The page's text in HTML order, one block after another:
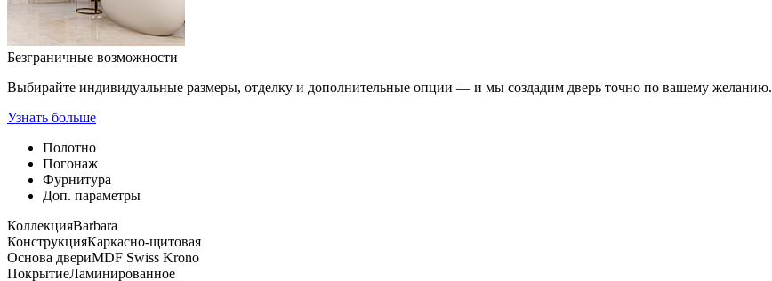
Безграничные возможности
Выбирайте индивидуальные размеры, отделку и дополнительные опции — и мы создадим дверь точно по вашему желанию.
Узнать больше
Полотно
Погонаж
Фурнитура
Доп. параметры
КоллекцияBarbara
КонструкцияКаркасно-щитовая
Основа двериMDF Swiss Krono
ПокрытиеЛаминированное